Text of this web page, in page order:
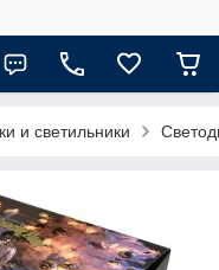
и светильники